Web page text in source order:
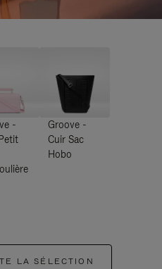
-
Groove -
Cuir Sac
Hobo
LA SÉLECTION